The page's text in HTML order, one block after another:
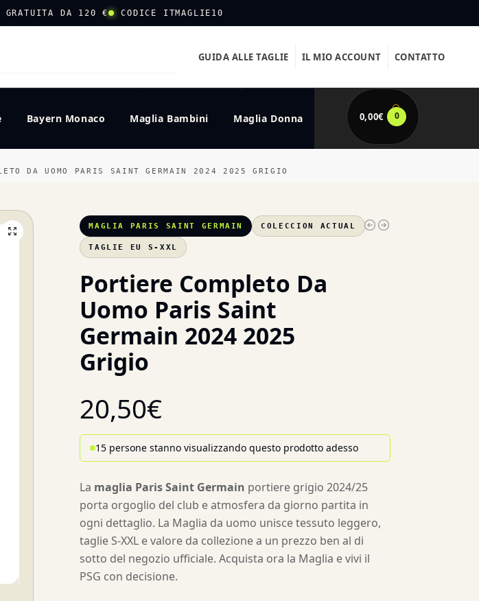
GRATUITA DA 120 € CODICE ITMAGLIE10
GUIDA ALLE TAGLIE IL MIO ACCOUNT CONTATTO
Bayern Monaco Maglia Bambini Maglia Donna 0,00€ 0
DA UOMO PARIS SAINT GERMAIN 2024 2025 GRIGIO
MAGLIA PARIS SAINT GERMAIN COLECCION ACTUAL
TAGLIE EU S-XXL
Portiere Completo Da
Uomo Paris Saint
Germain 2024 2025
Grigio
20,50€
15 persone stanno visualizzando questo prodotto adesso
La maglia Paris Saint Germain portiere grigio 2024/25
porta orgoglio del club e atmosfera da giorno partita in
ogni dettaglio. La Maglia da uomo unisce tessuto leggero,
taglie S-XXL e valore da collezione a un prezzo ben al di
sotto del negozio ufficiale. Acquista ora la Maglia e vivi il
PSG con decisione.